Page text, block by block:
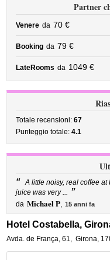
Partner
Venere da 70 €
Booking da 79 €
LateRooms da 1049 €
Totale recensioni:67
Punteggio totale:4.1
“ A little noisy, real coffee
juice was very ... ”
da Michael P, 15 anni fa
Hotel Costabella,
Avda. de França, 61, Girona,